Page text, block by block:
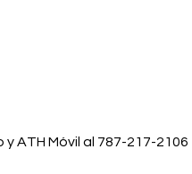
Móvil al 787-217-2106